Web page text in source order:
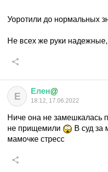
Уоротили до нормальных
Не всех же руки
Е Елен@
18:12, 17.06.2022
Ниче она не замешкалась
не прищемили
В суд за
мамочке стресс